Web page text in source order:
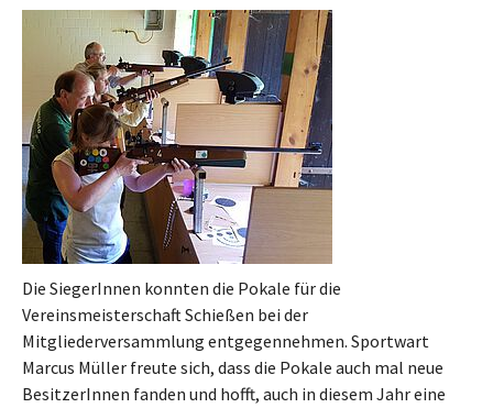
Die SiegerInnen konnten die Pokale für die
Vereinsmeisterschaft Schießen bei der
Mitgliederversammlung entgegennehmen. Sportwart
Marcus Müller freute sich, dass die Pokale auch mal neue
BesitzerInnen fanden und hofft, auch in diesem Jahr eine